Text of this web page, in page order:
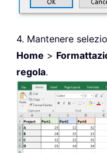
4. Mantenere
Home >
regola.